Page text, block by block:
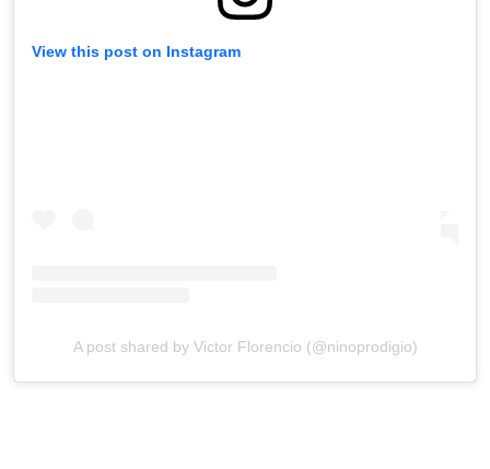
View this post on Instagram
A post shared by Victor Florencio (@ninoprodigio)